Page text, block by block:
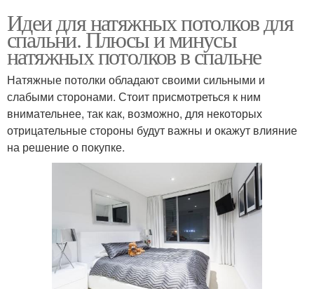
Идеи для натяжных потолков для
спальни. Плюсы и минусы
натяжных потолков в спальне
Натяжные потолки обладают своими сильными и
слабыми сторонами. Стоит присмотреться к ним
внимательнее, так как, возможно, для некоторых
отрицательные стороны будут важны и окажут влияние
на решение о покупке.